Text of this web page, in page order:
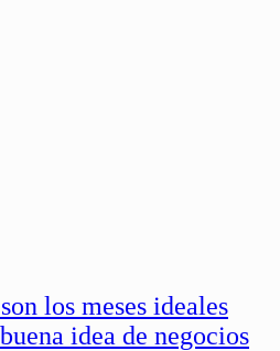
los meses ideales
idea de negocios